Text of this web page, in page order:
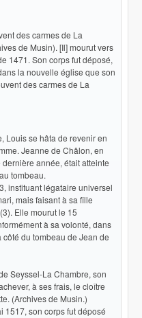
des carmes de La
de Musin). [Il] mourut vers
1471. Son corps fut déposé,
la nouvelle église que son
des carmes de La
Louis se hâta de revenir en
Jeanne de Châlon, en
année, était atteinte
tombeau.
instituant légataire universel
mais faisant à sa fille
Elle mourut le 15
à sa volonté, dans
du tombeau de Jean de
Seyssel-La Chambre, son
à ses frais, le cloître
(Archives de Musin.)
1517, son corps fut déposé